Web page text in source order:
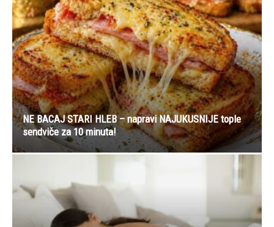
NE BACAJ STARI HLEB – napravi NAJUKUSNIJE tople
sendviče za 10 minuta!